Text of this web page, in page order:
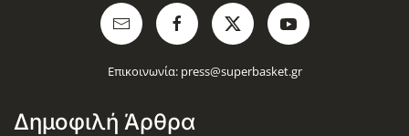
Επικοινωνία: press@superbasket.gr
Δημοφιλή Άρθρα